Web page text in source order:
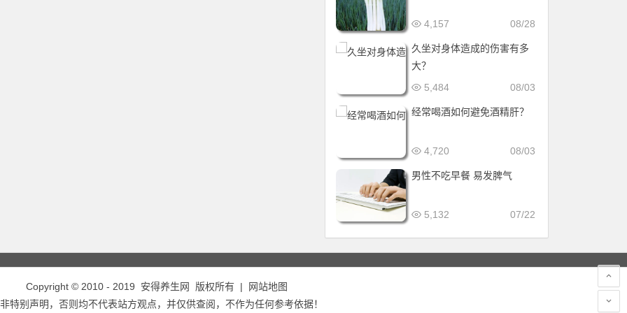
08/28
4,157
久坐对身体造成的伤害有多
大？
08/03
5,484
经常喝酒如何避免酒精肝？
08/03
4,720
男性不吃早餐 易发脾气
07/22
5,132
Copyright © 2010 - 2019 安得养生网 版权所有 |
网站地图
特别声明，否则均不代表站方观点，并仅供查阅，不作为任何参考依据！